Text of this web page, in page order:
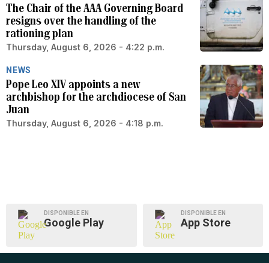
The Chair of the AAA Governing Board
resigns over the handling of the
rationing plan
Thursday, August 6, 2026 - 4:22 p.m.
NEWS
Pope Leo XIV appoints a new
archbishop for the archdiocese of San
Juan
Thursday, August 6, 2026 - 4:18 p.m.
DISPONIBLE EN
Google Play
DISPONIBLE EN
App Store